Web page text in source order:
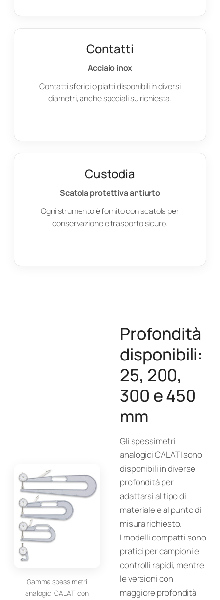
Contatti
Acciaio inox
Contatti sferici o piatti disponibili in diversi
diametri, anche speciali su richiesta.
Custodia
Scatola protettiva antiurto
Ogni strumento è fornito con scatola per
conservazione e trasporto sicuro.
Gamma spessimetri
analogici CALATI con
Profondità
disponibili:
25, 200,
300 e 450
mm
Gli spessimetri
analogici CALATI sono
disponibili in diverse
profondità per
adattarsi al tipo di
materiale e al punto di
misura richiesto.
I modelli compatti sono
pratici per campioni e
controlli rapidi, mentre
le versioni con
maggiore profondità